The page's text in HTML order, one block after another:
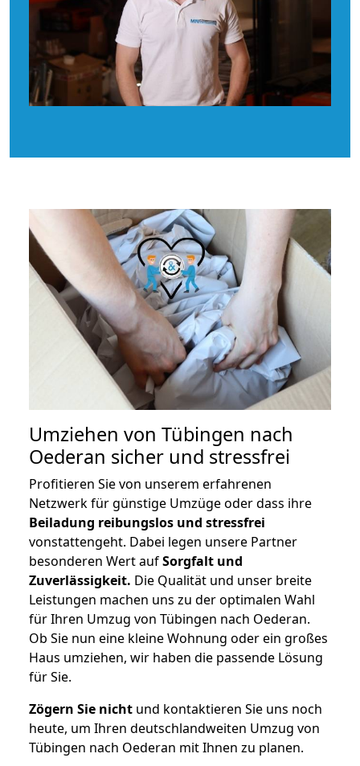
Umziehen von Tübingen nach
Oederan sicher und stressfrei
Profitieren Sie von unserem erfahrenen
Netzwerk für günstige Umzüge oder dass ihre
Beiladung reibungslos und stressfrei
vonstattengeht. Dabei legen unsere Partner
besonderen Wert aufSorgfalt und
Zuverlässigkeit. Die Qualität und unser breite
Leistungen machen uns zu der optimalen Wahl
für Ihren Umzug von Tübingen nach Oederan.
Ob Sie nun eine kleine Wohnung oder ein großes
Haus umziehen, wir haben die passende Lösung
für Sie.
Zögern Sie nicht und kontaktieren Sie uns noch
heute, um Ihren deutschlandweiten Umzug von
Tübingen nach Oederan mit Ihnen zu planen.